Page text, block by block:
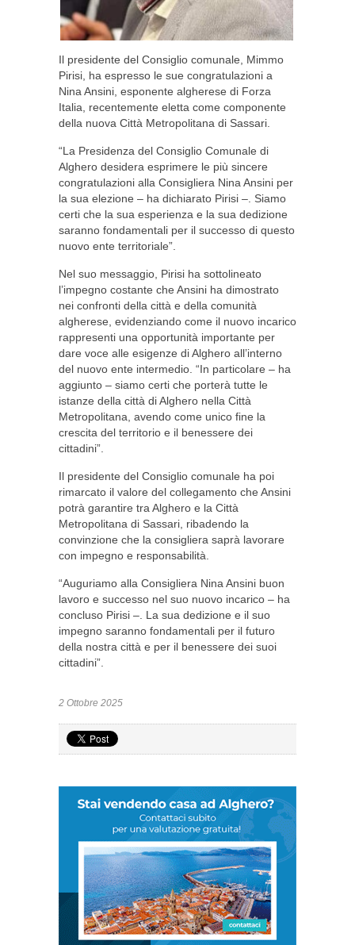
Il presidente del Consiglio comunale, Mimmo
Pirisi, ha espresso le sue congratulazioni a
Nina Ansini, esponente algherese di Forza
Italia, recentemente eletta come componente
della nuova Città Metropolitana di Sassari.
“La Presidenza del Consiglio Comunale di
Alghero desidera esprimere le più sincere
congratulazioni alla Consigliera Nina Ansini per
la sua elezione – ha dichiarato Pirisi –. Siamo
certi che la sua esperienza e la sua dedizione
saranno fondamentali per il successo di questo
nuovo ente territoriale”.
Nel suo messaggio, Pirisi ha sottolineato
l’impegno costante che Ansini ha dimostrato
nei confronti della città e della comunità
algherese, evidenziando come il nuovo incarico
rappresenti una opportunità importante per
dare voce alle esigenze di Alghero all’interno
del nuovo ente intermedio. “In particolare – ha
aggiunto – siamo certi che porterà tutte le
istanze della città di Alghero nella Città
Metropolitana, avendo come unico fine la
crescita del territorio e il benessere dei
cittadini”.
Il presidente del Consiglio comunale ha poi
rimarcato il valore del collegamento che Ansini
potrà garantire tra Alghero e la Città
Metropolitana di Sassari, ribadendo la
convinzione che la consigliera saprà lavorare
con impegno e responsabilità.
“Auguriamo alla Consigliera Nina Ansini buon
lavoro e successo nel suo nuovo incarico – ha
concluso Pirisi –. La sua dedizione e il suo
impegno saranno fondamentali per il futuro
della nostra città e per il benessere dei suoi
cittadini”.
2 Ottobre 2025